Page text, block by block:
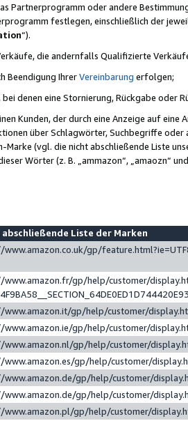
Partnerprogramm oder andere
festlegen, einschließlich der
“).
die andernfalls Qualifizierte
Beendigung IhrerVereinbarung erfolgen;
denen eine Stornierung, Rückgabe oder
Kunden, der durch eine Anzeige auf
über Schlagwörter, Suchbegriffe
Marke (vgl. die nicht abschließende Liste
Wörter (z. B. „ammazon“, „amaozn“
Liste der Marken
gp/
gp/help/customer/
gp/help/customer/
gp/help/customer/
gp/help/customer/
gp/help/customer/
gp/help/customer/
gp/help/customer/
gp/help/customer/